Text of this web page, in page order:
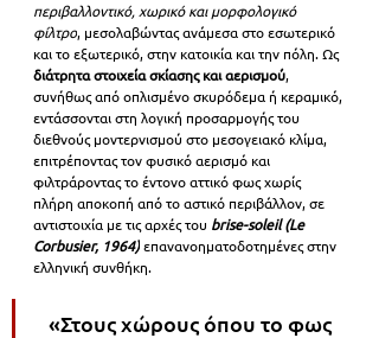
περιβαλλοντικό, χωρικό και μορφολογικό
φίλτρο, μεσολαβώντας ανάμεσα στο εσωτερικό
και το εξωτερικό, στην κατοικία και την πόλη. Ως
διάτρητα στοιχεία σκίασης και αερισμού,
συνήθως από οπλισμένο σκυρόδεμα ή κεραμικό,
εντάσσονται στη λογική προσαρμογής του
διεθνούς μοντερνισμού στο μεσογειακό κλίμα,
επιτρέποντας τον φυσικό αερισμό και
φιλτράροντας το έντονο αττικό φως χωρίς
πλήρη αποκοπή από το αστικό περιβάλλον, σε
αντιστοιχία με τις αρχές του brise-soleil (Le
Corbusier, 1964)επανανοηματοδοτημένες στην
ελληνική συνθήκη.
«Στους χώρους όπου το φως